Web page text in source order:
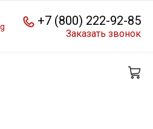
+7 (800) 222-92-85
Заказать звонок